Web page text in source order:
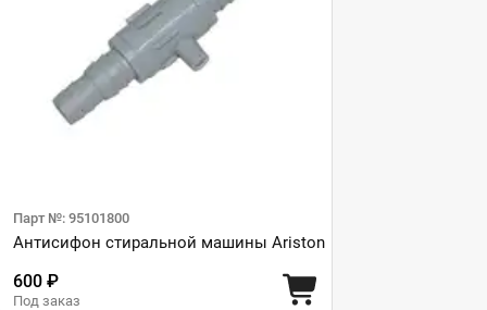
Парт №: 95101800
Антисифон стиральной машины Ariston
600 ₽
Под заказ